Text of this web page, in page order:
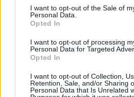
I want to opt-out of the Sale of
Personal Data.
Opted In
I want to opt-out of processing
Personal Data for Targeted
Opted In
I want to opt-out of Collection,
Retention, Sale, and/or Sharing
Personal Data that Is Unrelated